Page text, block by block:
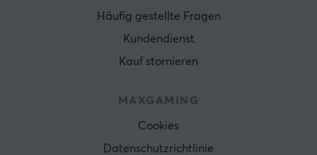
Häufig gestellte Fragen
Kundendienst
Kauf stornieren
MAXGAMING
Cookies
Datenschutzrichtlinie